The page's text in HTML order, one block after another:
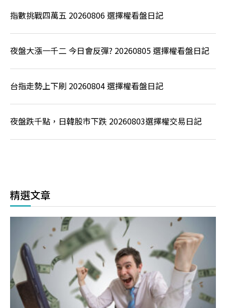
指數挑戰四萬五 20260806 選擇權看盤日記
夜盤大漲一千二 今日會反彈? 20260805 選擇權看盤日記
台指走勢上下刷 20260804 選擇權看盤日記
夜盤跌千點，日韓股市下跌 20260803選擇權交易日記
精選文章